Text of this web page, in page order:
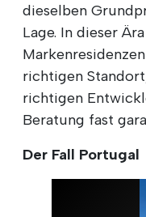
dieselben
Lage. In dieser
richtigen
richtigen
Beratung fast
Der Fall Portugal